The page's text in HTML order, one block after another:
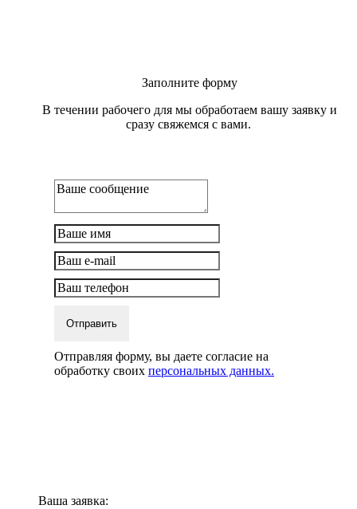
Заполните форму
В течении рабочего для мы обработаем вашу заявку и
сразу свяжемся с вами.
Отправить
Отправляя форму, вы даете согласие на
обработку своих персональных данных.
Ваша заявка: